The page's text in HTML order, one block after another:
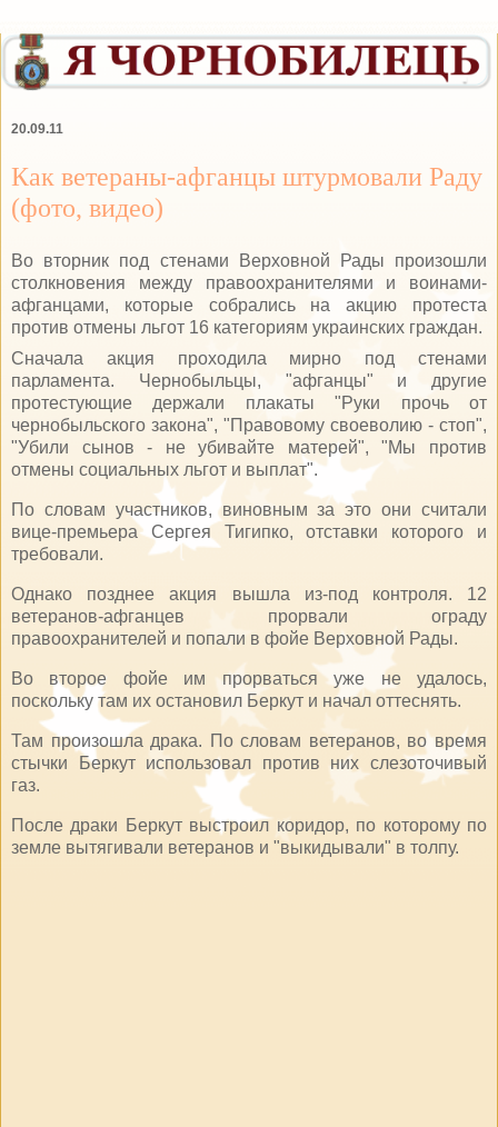
20.09.11
Как ветераны-афганцы штурмовали Раду
(фото, видео)
Во вторник под стенами Верховной Рады произошли
столкновения между правоохранителями и воинами-
афганцами, которые собрались на акцию протеста
против отмены льгот 16 категориям украинских граждан.
Сначала акция проходила мирно под стенами
парламента. Чернобыльцы, "афганцы" и другие
протестующие держали плакаты "Руки прочь от
чернобыльского закона", "Правовому своеволию - стоп",
"Убили сынов - не убивайте матерей", "Мы против
отмены социальных льгот и выплат".
По словам участников, виновным за это они считали
вице-премьера Сергея Тигипко, отставки которого и
требовали.
Однако позднее акция вышла из-под контроля. 12
ветеранов-афганцев прорвали ограду
правоохранителей и попали в фойе Верховной Рады.
Во второе фойе им прорваться уже не удалось,
поскольку там их остановил Беркут и начал оттеснять.
Там произошла драка. По словам ветеранов, во время
стычки Беркут использовал против них слезоточивый
газ.
После драки Беркут выстроил коридор, по которому по
земле вытягивали ветеранов и "выкидывали" в толпу.